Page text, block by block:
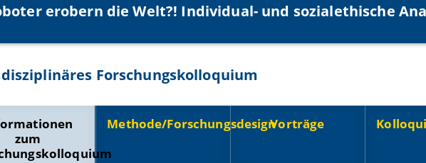
erobern die Welt?! Individual- und sozialethische
Forschungskolloquium
zum
Methode/ForschungsdesignVorträge